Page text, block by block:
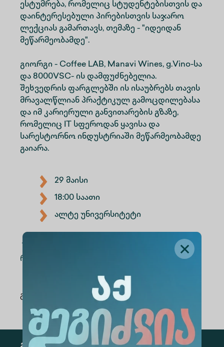
ესტუმრება, რომელიც სტუდენტებისთვის და
დაინტერესებული პირებისთვის საჯარო
ლექციას გამართავს, თემაზე - "იდეიდან
მეწარმეობამდე".
გიორგი - Coffee LAB, Manavi Wines, g.Vino-სა
და 8000VSC- ის დამფუძნებელია.
შეხვედრის ფარგლებში ის ისაუბრებს თავის
მრავალწლიან პრაქტიკულ გამოცდილებასა
და იმ კარიერული განვითარების გზაზე,
რომელიც IT სფეროდან ყავისა და
სარესტორნო ინდუსტრიაში მეწარმეობამდე
გაიარა.
29 მაისი
18:00 საათი
ალტე უნივერსიტეტი
რეგისტრაცია მითითებულ ბმულზე
გაზიარება